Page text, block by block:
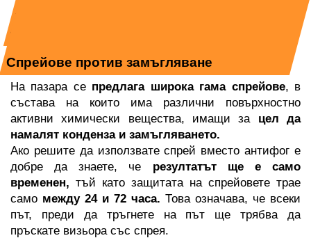
Алтернативни варианти за справяне
със замъгляването
Спрейове против замъгляване
На пазара се предлага широка гама спрейове, в
състава на които има различни повърхностно
активни химически вещества, имащи за цел да
намалят конденза и замъгляването.
Ако решите да използвате спрей вместо антифог е
добре да знаете, че резултатът ще е само
временен, тъй като защитата на спрейовете трае
само между 24 и 72 часа. Това означава, че всеки
път, преди да тръгнете на път ще трябва да
пръскате визьора със спрея.